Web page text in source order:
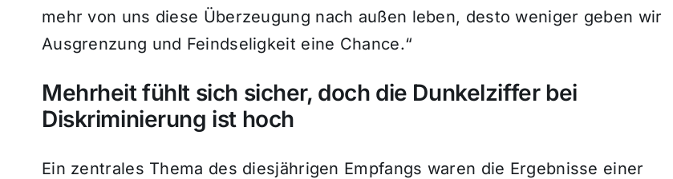
mehr von uns diese Überzeugung nach außen leben, desto weniger geben wir
Ausgrenzung und Feindseligkeit eine Chance.“
Mehrheit fühlt sich sicher, doch die Dunkelziffer bei
Diskriminierung ist hoch
Ein zentrales Thema des diesjährigen Empfangs waren die Ergebnisse einer